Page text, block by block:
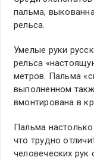
пальма,
рельса.
Умелые руки
рельса
метров. Пальма
выполненном
вмонтирована в
Пальма
что трудно
человеческих рук